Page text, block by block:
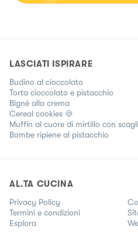
LASCIATI ISPIRARE
Budino al cioccolato
Torta cioccolato e pistacchio
Bignè alla crema
Cereal cookies 🍪
Muffin al cuore di mirtillo con
Bombe ripiene al pistacchio
AL.TA CUCINA
Privacy Policy
Termini e condizioni
Esplora